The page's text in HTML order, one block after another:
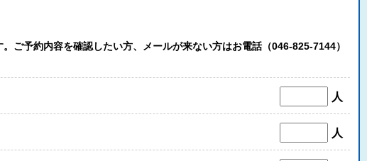
ご予約内容を確認したい方、メールが来ない方はお電話（046-825-7144）
人
人